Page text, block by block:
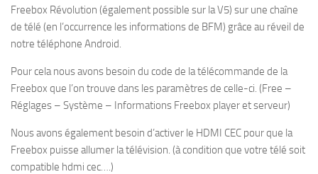
Freebox Révolution (également possible sur la V5) sur une chaîne
de télé (en l’occurrence les informations de BFM) grâce au réveil de
notre téléphone Android.
Pour cela nous avons besoin du code de la télécommande de la
Freebox que l’on trouve dans les paramètres de celle-ci. (Free –
Réglages – Système – Informations Freebox player et serveur)
Nous avons également besoin d’activer le HDMI CEC pour que la
Freebox puisse allumer la télévision. (à condition que votre télé soit
compatible hdmi cec….)